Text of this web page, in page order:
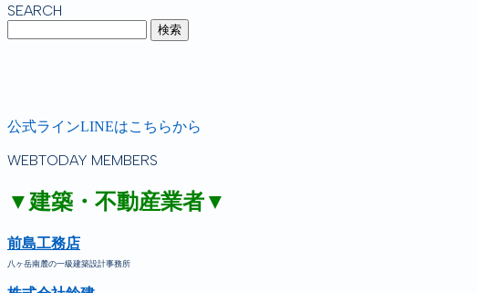
SEARCH
公式ラインLINEはこちらから
WEBTODAY MEMBERS
▼建築・不動産業者▼
前島工務店
八ヶ岳南麓の一級建築設計事務所